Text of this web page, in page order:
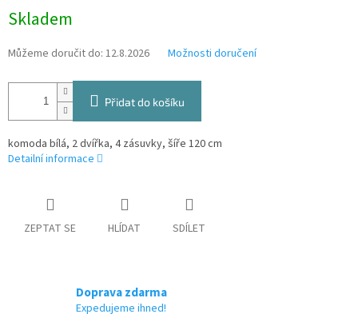
cena:
Skladem
Můžeme doručit do: 12.8.2026 Možnosti doručení
Přidat do košíku
komoda bílá, 2 dvířka, 4 zásuvky, šíře 120 cm
Detailní informace
ZEPTAT SE HLÍDAT SDÍLET
Doprava zdarma
Expedujeme ihned!